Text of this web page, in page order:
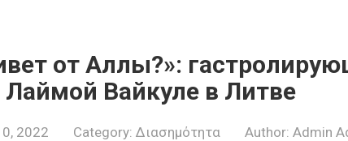
от Аллы?»:
Лаймой Вайкуле в Литве
2022 Category: Διασημότητα Author: Admin